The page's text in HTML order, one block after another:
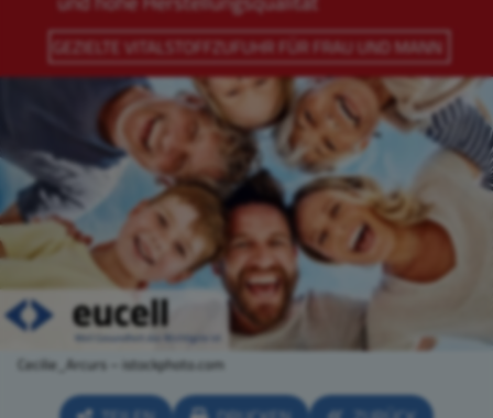
Cecilie_Arcurs – istockphoto.com